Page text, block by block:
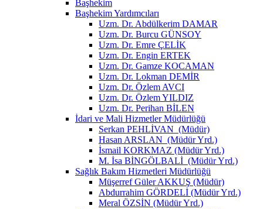
Başhekim
Başhekim Yardımcıları
Uzm. Dr. Abdülkerim DAMAR
Uzm. Dr. Burcu GÜNSOY
Uzm. Dr. Emre ÇELİK
Uzm. Dr. Engin ERTEK
Uzm. Dr. Gamze KOCAMAN
Uzm. Dr. Lokman DEMİR
Uzm. Dr. Özlem AVCI
Uzm. Dr. Özlem YILDIZ
Uzm. Dr. Perihan BİLEN
İdari ve Mali Hizmetler Müdürlüğü
Serkan PEHLİVAN (Müdür)
Hasan ARSLAN (Müdür Yrd.)
İsmail KORKMAZ (Müdür Yrd.)
M. İsa BİNGÖLBALİ (Müdür Yrd.)
Sağlık Bakım Hizmetleri Müdürlüğü
Müşerref Güler AKKUŞ (Müdür)
Abdurrahim GÖRDELİ (Müdür Yrd.)
Meral ÖZSİN (Müdür Yrd.)